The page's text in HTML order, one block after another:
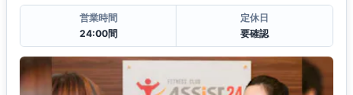
営業時間
24:00間
定休日
要確認